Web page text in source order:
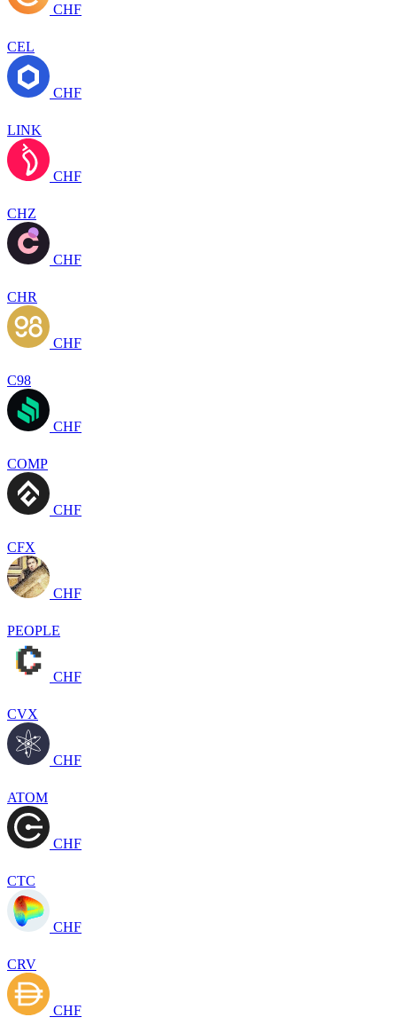
CHF
CEL
CHF
LINK
CHF
CHZ
CHF
CHR
CHF
C98
CHF
COMP
CHF
CFX
CHF
PEOPLE
CHF
CVX
CHF
ATOM
CHF
CTC
CHF
CRV
CHF